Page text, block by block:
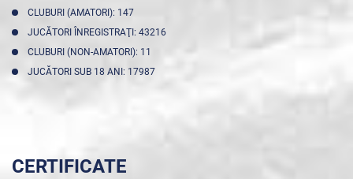
CLUBURI (AMATORI): 147
JUCĂTORI ÎNREGISTRAŢI: 43216
CLUBURI (NON-AMATORI): 11
JUCĂTORI SUB 18 ANI: 17987
CERTIFICATE